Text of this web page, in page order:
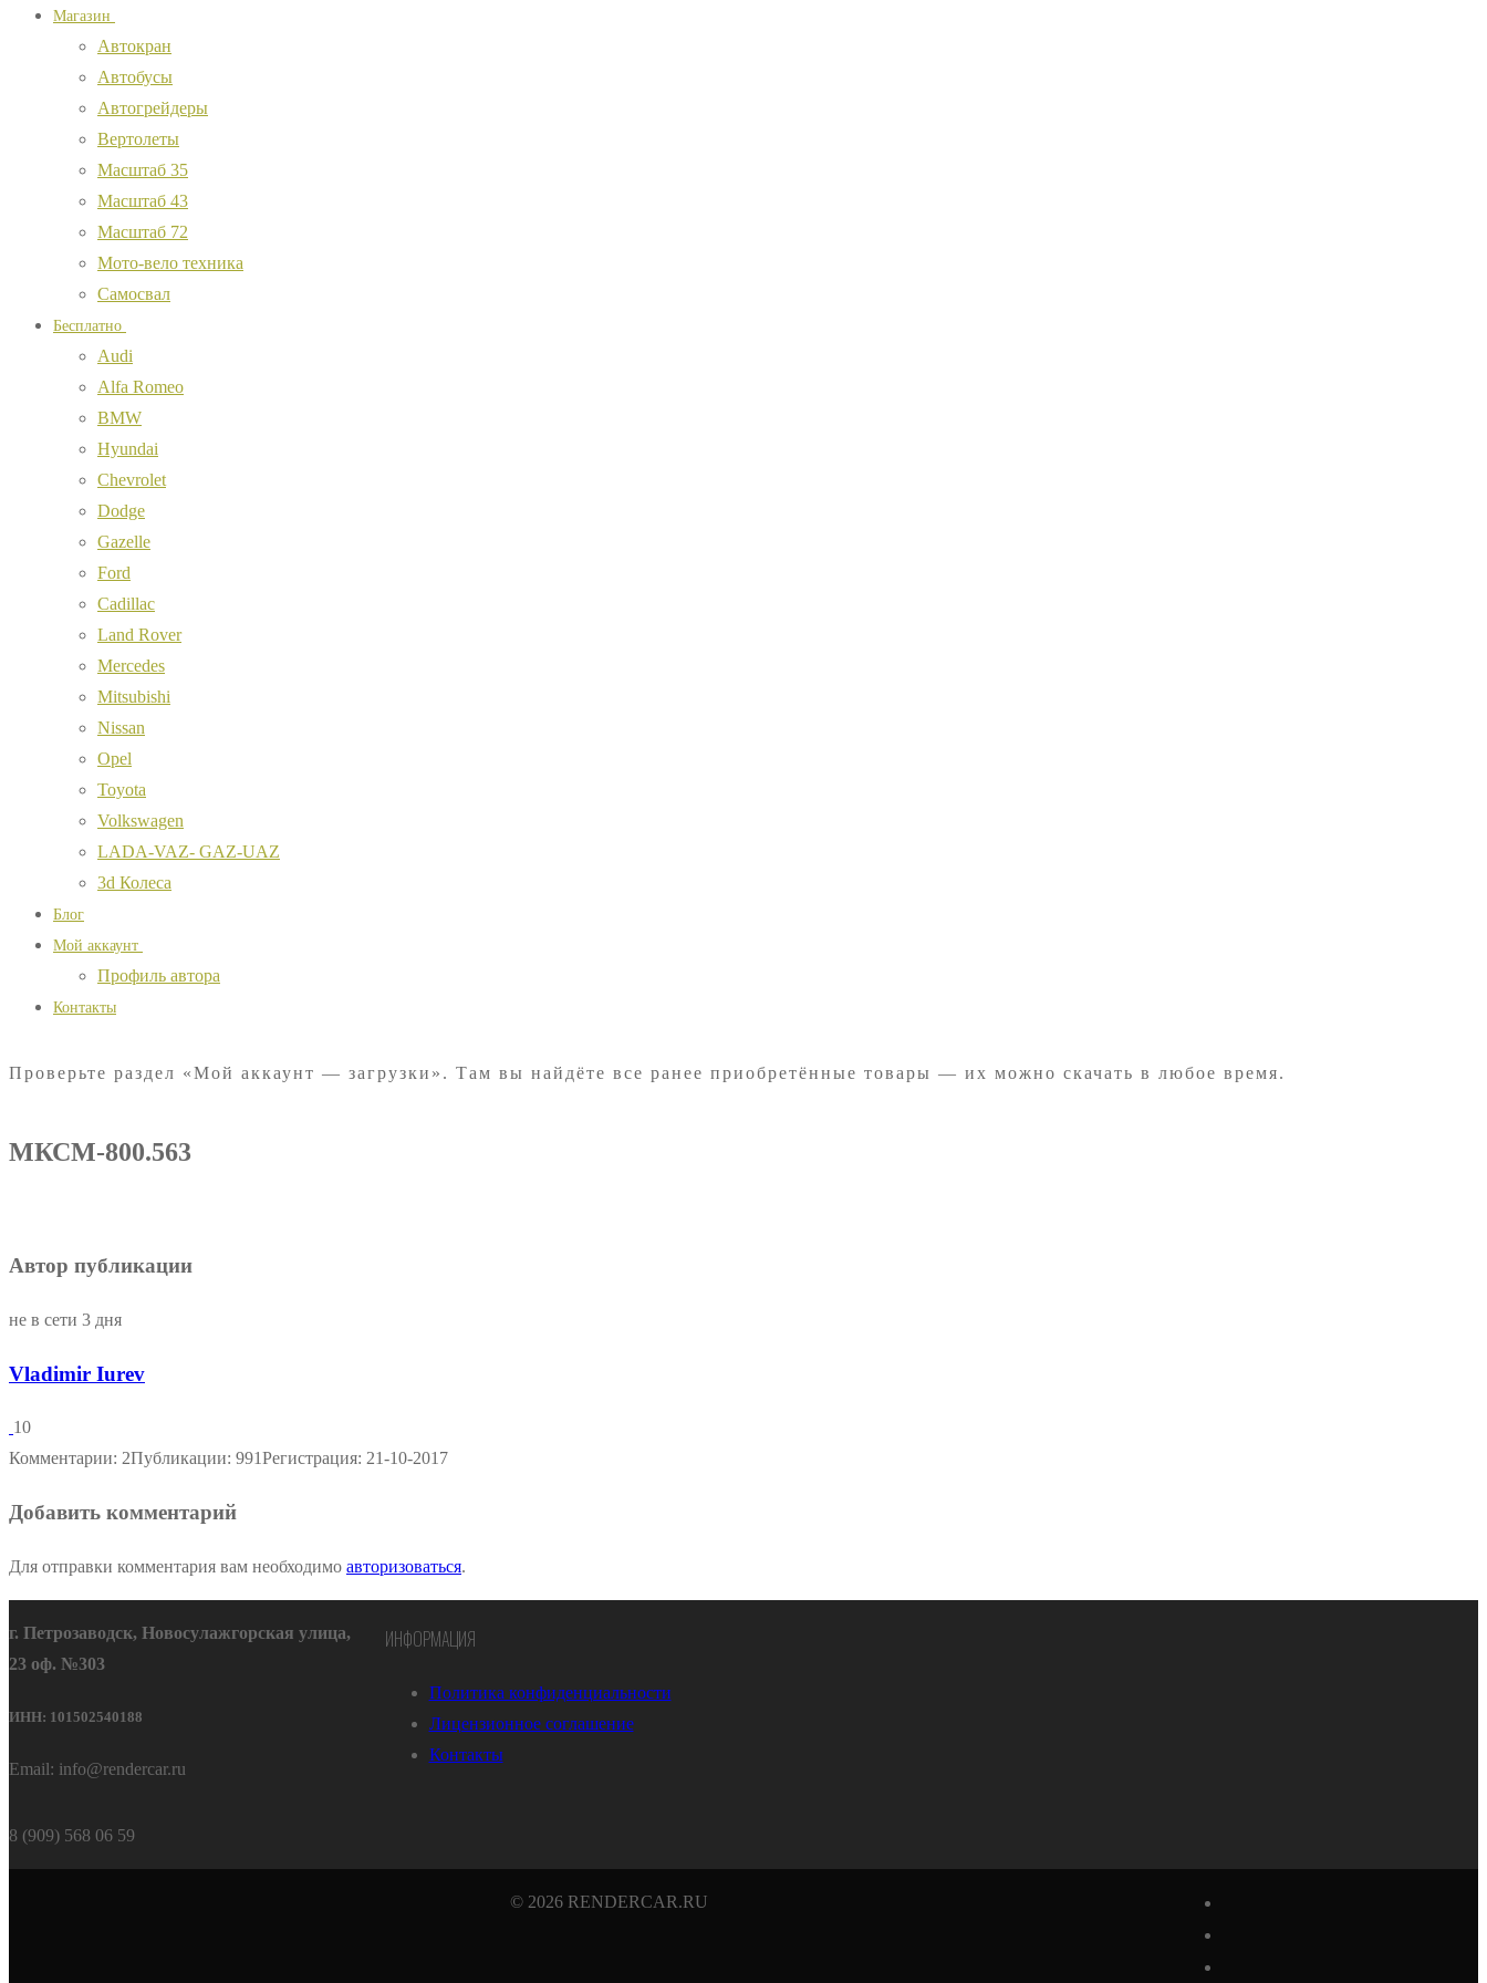
Магазин
Автокран
Автобусы
Автогрейдеры
Вертолеты
Масштаб 35
Масштаб 43
Масштаб 72
Мото-вело техника
Самосвал
Бесплатно
Audi
Alfa Romeo
BMW
Hyundai
Chevrolet
Dodge
Gazelle
Ford
Cadillac
Land Rover
Mercedes
Mitsubishi
Nissan
Opel
Toyota
Volkswagen
LADA-VAZ- GAZ-UAZ
3d Колеса
Блог
Мой аккаунт
Профиль автора
Контакты
Проверьте раздел «Мой аккаунт — загрузки». Там вы найдёте все ранее приобретённые товары — их можно скачать в любое время.
МКСМ-800.563
Автор публикации
не в сети 3 дня
Vladimir Iurev
10
Комментарии: 2Публикации: 991Регистрация: 21-10-2017
Добавить комментарий
Для отправки комментария вам необходимо авторизоваться.
г. Петрозаводск, Новосулажгорская улица,
23 оф. №303
ИНН: 101502540188
Email: info@rendercar.ru
8 (909) 568 06 59
ИНФОРМАЦИЯ
Политика конфиденциальности
Лицензионное соглашение
Контакты
© 2026 RENDERCAR.RU